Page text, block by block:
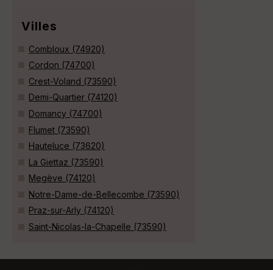
Villes
Combloux (74920)
Cordon (74700)
Crest-Voland (73590)
Demi-Quartier (74120)
Domancy (74700)
Flumet (73590)
Hauteluce (73620)
La Giettaz (73590)
Megève (74120)
Notre-Dame-de-Bellecombe (73590)
Praz-sur-Arly (74120)
Saint-Nicolas-la-Chapelle (73590)